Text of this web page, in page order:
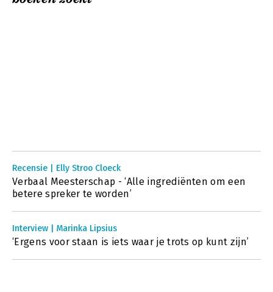
Recensie | Elly Stroo Cloeck
Verbaal Meesterschap - ‘Alle ingrediënten om een
betere spreker te worden’
Interview | Marinka Lipsius
‘Ergens voor staan is iets waar je trots op kunt zijn’